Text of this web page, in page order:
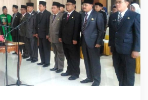
l
o
n
I
I
P
r
v
i